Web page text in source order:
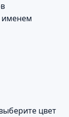
именем
цвет